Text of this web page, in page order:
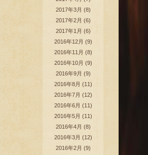
2017年3月 (8)
2017年2月 (6)
2017年1月 (6)
2016年12月 (9)
2016年11月 (8)
2016年10月 (9)
2016年9月 (9)
2016年8月 (11)
2016年7月 (12)
2016年6月 (11)
2016年5月 (11)
2016年4月 (8)
2016年3月 (12)
2016年2月 (9)